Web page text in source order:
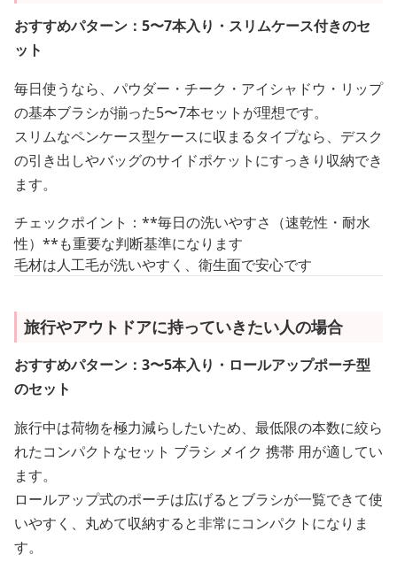
おすすめパターン：5〜7本入り・スリムケース付きのセ
ット
毎日使うなら、パウダー・チーク・アイシャドウ・リップ
の基本ブラシが揃った5〜7本セットが理想です。
スリムなペンケース型ケースに収まるタイプなら、デスク
の引き出しやバッグのサイドポケットにすっきり収納でき
ます。
チェックポイント：**毎日の洗いやすさ（速乾性・耐水
性）**も重要な判断基準になります
毛材は人工毛が洗いやすく、衛生面で安心です
旅行やアウトドアに持っていきたい人の場合
おすすめパターン：3〜5本入り・ロールアップポーチ型
のセット
旅行中は荷物を極力減らしたいため、最低限の本数に絞ら
れたコンパクトなセット ブラシ メイク 携帯 用が適してい
ます。
ロールアップ式のポーチは広げるとブラシが一覧できて使
いやすく、丸めて収納すると非常にコンパクトになりま
す。